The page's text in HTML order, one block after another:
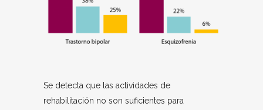
Se detecta que las actividades de
rehabilitación no son suficientes para